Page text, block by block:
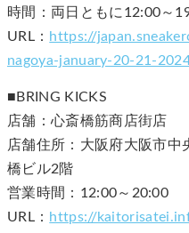
時間：両日ともに12:00～
URL： https://
nagoya-january-20-21-
■BRING KICKS
店舗：心斎橋筋商店街店
店舗住所：大阪府大阪市
橋ビル2階
営業時間：12:00～20:00
URL： https://